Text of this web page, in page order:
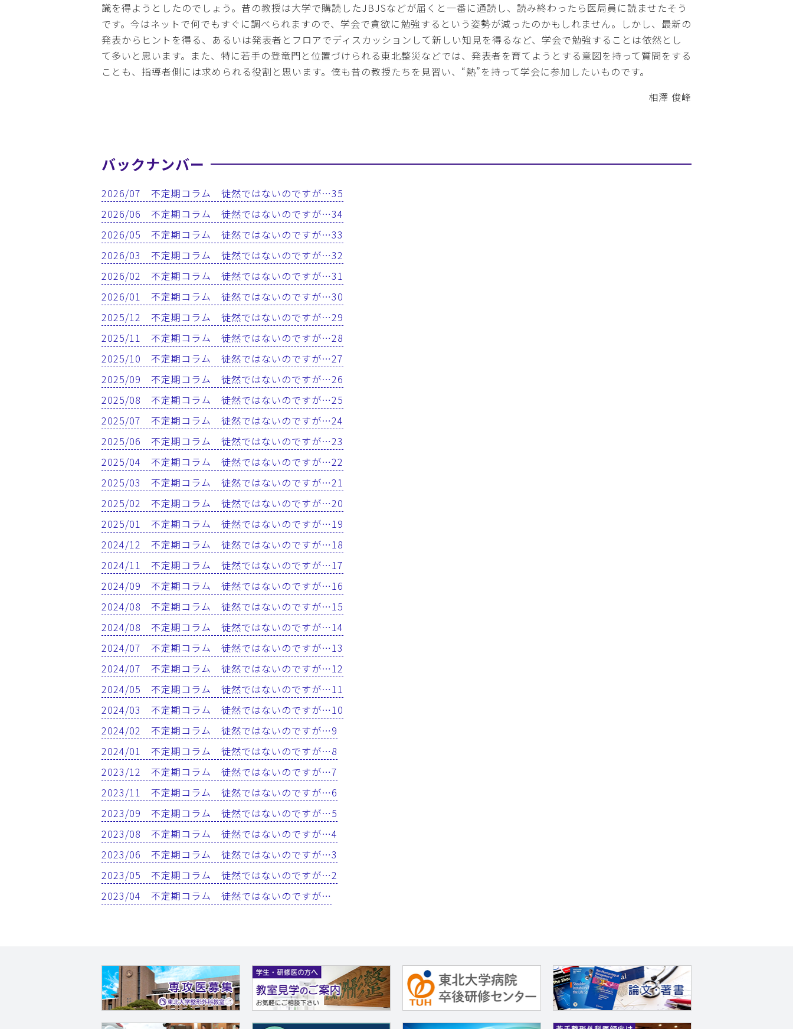
識を得ようとしたのでしょう。昔の教授は大学で購読したJBJSなどが届くと一番に通読し、読み終わったら医局員に読ませたそう
です。今はネットで何でもすぐに調べられますので、学会で貪欲に勉強するという姿勢が減ったのかもしれません。しかし、最新の
発表からヒントを得る、あるいは発表者とフロアでディスカッションして新しい知見を得るなど、学会で勉強することは依然とし
て多いと思います。また、特に若手の登竜門と位置づけられる東北整災などでは、発表者を育てようとする意図を持って質問をする
ことも、指導者側には求められる役割と思います。僕も昔の教授たちを見習い、“熱”を持って学会に参加したいものです。
相澤 俊峰
バックナンバー
2026/07 不定期コラム 徒然ではないのですが…35
2026/06 不定期コラム 徒然ではないのですが…34
2026/05 不定期コラム 徒然ではないのですが…33
2026/03 不定期コラム 徒然ではないのですが…32
2026/02 不定期コラム 徒然ではないのですが…31
2026/01 不定期コラム 徒然ではないのですが…30
2025/12 不定期コラム 徒然ではないのですが…29
2025/11 不定期コラム 徒然ではないのですが…28
2025/10 不定期コラム 徒然ではないのですが…27
2025/09 不定期コラム 徒然ではないのですが…26
2025/08 不定期コラム 徒然ではないのですが…25
2025/07 不定期コラム 徒然ではないのですが…24
2025/06 不定期コラム 徒然ではないのですが…23
2025/04 不定期コラム 徒然ではないのですが…22
2025/03 不定期コラム 徒然ではないのですが…21
2025/02 不定期コラム 徒然ではないのですが…20
2025/01 不定期コラム 徒然ではないのですが…19
2024/12 不定期コラム 徒然ではないのですが…18
2024/11 不定期コラム 徒然ではないのですが…17
2024/09 不定期コラム 徒然ではないのですが…16
2024/08 不定期コラム 徒然ではないのですが…15
2024/08 不定期コラム 徒然ではないのですが…14
2024/07 不定期コラム 徒然ではないのですが…13
2024/07 不定期コラム 徒然ではないのですが…12
2024/05 不定期コラム 徒然ではないのですが…11
2024/03 不定期コラム 徒然ではないのですが…10
2024/02 不定期コラム 徒然ではないのですが…9
2024/01 不定期コラム 徒然ではないのですが…8
2023/12 不定期コラム 徒然ではないのですが…7
2023/11 不定期コラム 徒然ではないのですが…6
2023/09 不定期コラム 徒然ではないのですが…5
2023/08 不定期コラム 徒然ではないのですが…4
2023/06 不定期コラム 徒然ではないのですが…3
2023/05 不定期コラム 徒然ではないのですが…2
2023/04 不定期コラム 徒然ではないのですが…